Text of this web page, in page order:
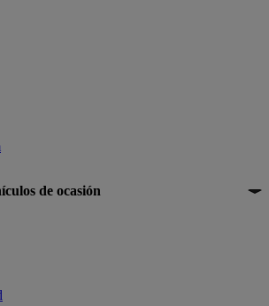
de ocasión
Ofertas de vehículos de ocasión